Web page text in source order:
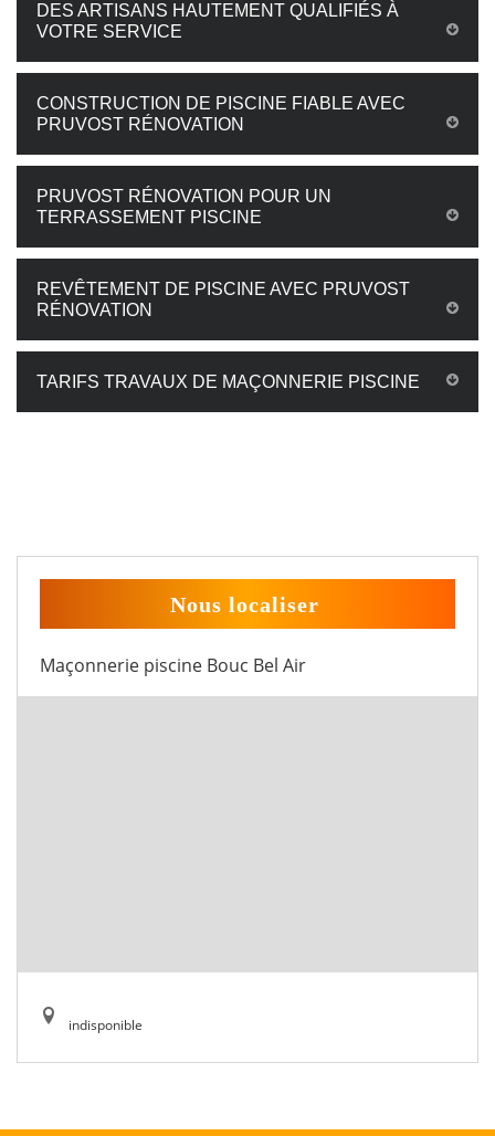
DES ARTISANS HAUTEMENT QUALIFIÉS À
VOTRE SERVICE
CONSTRUCTION DE PISCINE FIABLE AVEC
PRUVOST RÉNOVATION
PRUVOST RÉNOVATION POUR UN
TERRASSEMENT PISCINE
REVÊTEMENT DE PISCINE AVEC PRUVOST
RÉNOVATION
TARIFS TRAVAUX DE MAÇONNERIE PISCINE
Nous localiser
Maçonnerie piscine Bouc Bel Air
indisponible